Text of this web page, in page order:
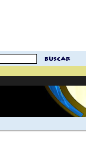
buscar